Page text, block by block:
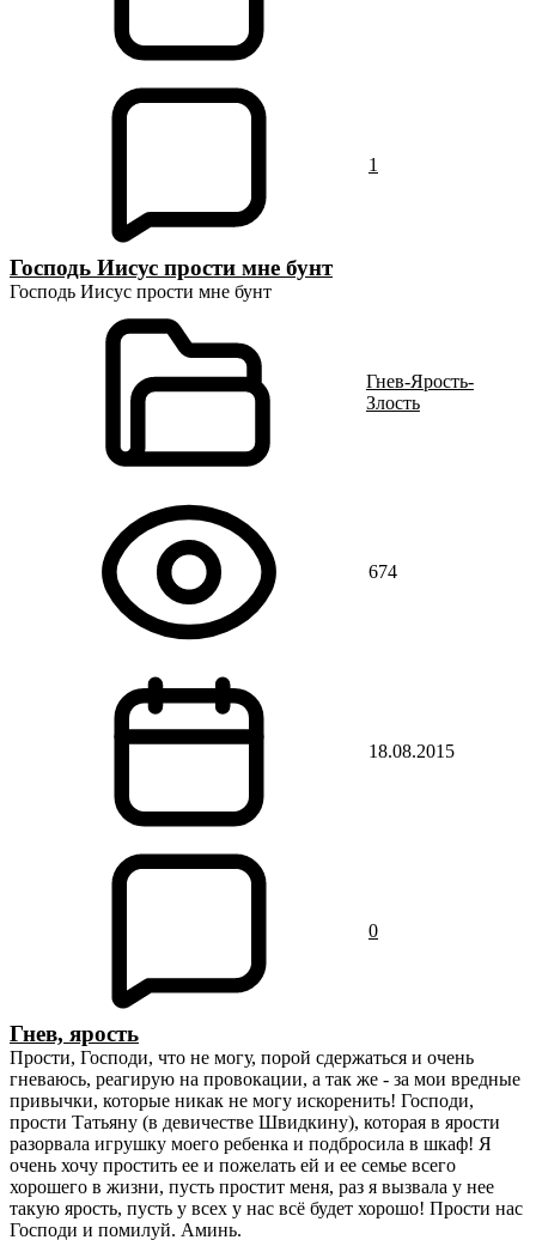
1
Господь Иисус прости мне бунт
Господь Иисус прости мне бунт
Гнев-Ярость-
Злость
674
18.08.2015
0
Гнев, ярость
Прости, Господи, что не могу, порой сдержаться и очень
гневаюсь, реагирую на провокации, а так же - за мои вредные
привычки, которые никак не могу искоренить! Господи,
прости Татьяну (в девичестве Швидкину), которая в ярости
разорвала игрушку моего ребенка и подбросила в шкаф! Я
очень хочу простить ее и пожелать ей и ее семье всего
хорошего в жизни, пусть простит меня, раз я вызвала у нее
такую ярость, пусть у всех у нас всё будет хорошо! Прости нас
Господи и помилуй. Аминь.